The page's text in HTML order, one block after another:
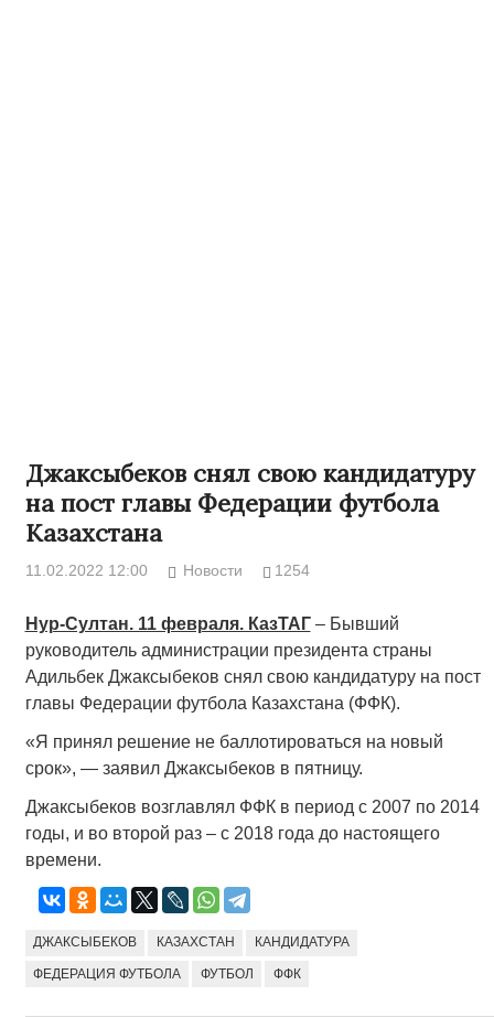
Джаксыбеков снял свою кандидатуру
на пост главы Федерации футбола
Казахстана
11.02.2022 12:00 Новости 1254
Нур-Султан. 11 февраля. КазТАГ– Бывший
руководитель администрации президента страны
Адильбек Джаксыбеков снял свою кандидатуру на пост
главы Федерации футбола Казахстана (ФФК).
«Я принял решение не баллотироваться на новый
срок», — заявил Джаксыбеков в пятницу.
Джаксыбеков возглавлял ФФК в период с 2007 по 2014
годы, и во второй раз – с 2018 года до настоящего
времени.
ДЖАКСЫБЕКОВ КАЗАХСТАН КАНДИДАТУРА
ФЕДЕРАЦИЯ ФУТБОЛА ФУТБОЛ ФФК